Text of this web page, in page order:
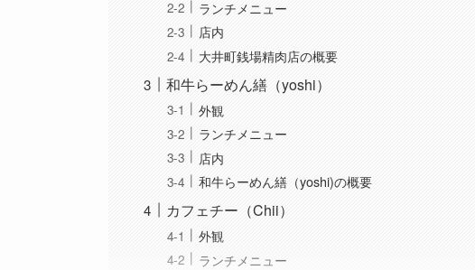
ランチメニュー
店内
大井町銭場精肉店の概要
和牛らーめん繕（yoshi）
外観
ランチメニュー
店内
和牛らーめん繕（yoshi)の概要
カフェチー（Chii）
外観
ランチメニュー